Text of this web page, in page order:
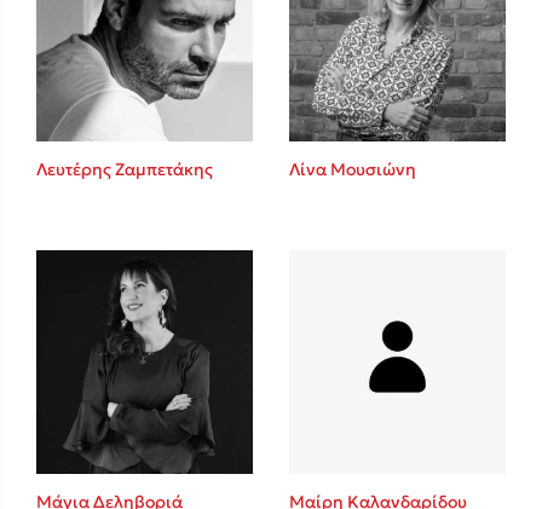
Λευτέρης Ζαμπετάκης Λίνα Μουσιώνη
Μάγια Δεληβοριά Μαίρη Καλανδαρίδου